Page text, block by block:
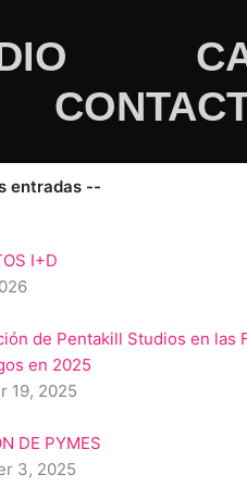
entradas --
I+D
de Pentakill Studios en las
en 2025
19, 2025
DE PYMES
3, 2025